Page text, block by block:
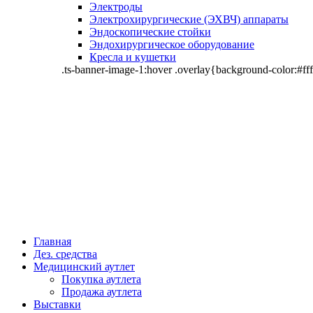
Электроды
Электрохирургические (ЭХВЧ) аппараты
Эндоскопические стойки
Эндохирургическое оборудование
Кресла и кушетки
.ts-banner-image-1:hover .overlay{background-
Главная
Дез. средства
Медицинский аутлет
Покупка аутлета
Продажа аутлета
Выставки